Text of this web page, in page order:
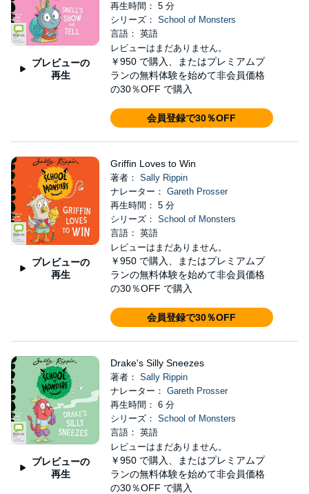
プレビューの
再生
再生時間： 5 分
シリーズ： School of Monsters
言語： 英語
レビューはまだありません。
￥950 で購入、またはプレミアムプ
ランの無料体験を始めて非会員価格
の30％OFF で購入
会員登録で30％OFF
プレビューの
再生
Griffin Loves to Win
著者： Sally Rippin
ナレーター： Gareth Prosser
再生時間： 5 分
シリーズ： School of Monsters
言語： 英語
レビューはまだありません。
￥950 で購入、またはプレミアムプ
ランの無料体験を始めて非会員価格
の30％OFF で購入
会員登録で30％OFF
プレビューの
再生
Drake's Silly Sneezes
著者： Sally Rippin
ナレーター： Gareth Prosser
再生時間： 6 分
シリーズ： School of Monsters
言語： 英語
レビューはまだありません。
￥950 で購入、またはプレミアムプ
ランの無料体験を始めて非会員価格
の30％OFF で購入